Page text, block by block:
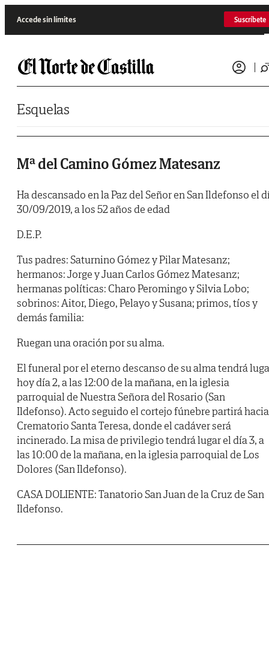
Accede sin límites Suscríbete
Esquelas
Mª del Camino Gómez Matesanz
Ha descansado en la Paz del Señor en San Ildefonso el
30/09/2019, a los 52 años de edad
D.E.P.
Tus padres: Saturnino Gómez y Pilar Matesanz;
hermanos: Jorge y Juan Carlos Gómez Matesanz;
hermanas políticas: Charo Peromingo y Silvia Lobo;
sobrinos: Aitor, Diego, Pelayo y Susana; primos, tíos y
demás familia:
Ruegan una oración por su alma.
El funeral por el eterno descanso de su alma tendrá
hoy día 2, a las 12:00 de la mañana, en la iglesia
parroquial de Nuestra Señora del Rosario (San
Ildefonso). Acto seguido el cortejo fúnebre partirá hacia
Crematorio Santa Teresa, donde el cadáver será
incinerado. La misa de privilegio tendrá lugar el día 3, a
las 10:00 de la mañana, en la iglesia parroquial de Los
Dolores (San Ildefonso).
CASA DOLIENTE: Tanatorio San Juan de la Cruz de San
Ildefonso.